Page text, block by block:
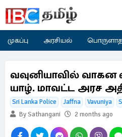
முகப்பு அரசியல்
வவுனியாவில் வாகன
யாழ். மாவட்ட அரச
Sri Lanka Police Jaffna Vavuniya
By Sathangani
2 months ago